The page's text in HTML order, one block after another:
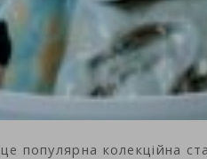
популярна колекційна